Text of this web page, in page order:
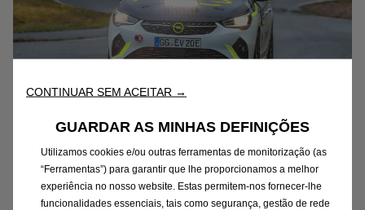
Diferentes modos de
funcionamento para troços e
ligações
CONTINUAR SEM ACEITAR →
GUARDAR AS MINHAS DEFINIÇÕES
Utilizamos cookies e/ou outras ferramentas de monitorização (as
“Ferramentas”) para garantir que lhe proporcionamos a melhor
experiência no nosso website. Estas permitem-nos fornecer-lhe
funcionalidades essenciais, tais como segurança, gestão de rede